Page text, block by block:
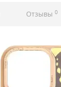
Отзывы 0